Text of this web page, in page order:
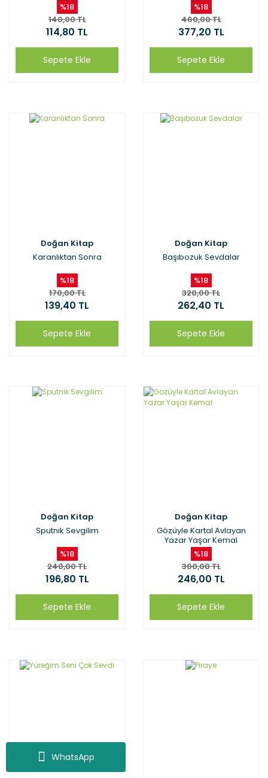
WhatsApp
%18
140,00 TL
114,80 TL
Sepete Ekle
%18
460,00 TL
377,20 TL
Sepete Ekle
Doğan Kitap
Karanlıktan Sonra
%18
170,00 TL
139,40 TL
Sepete Ekle
Doğan Kitap
Başıbozuk Sevdalar
%18
320,00 TL
262,40 TL
Sepete Ekle
Doğan Kitap
Sputnik Sevgilim
%18
240,00 TL
196,80 TL
Sepete Ekle
Doğan Kitap
Gözüyle Kartal Avlayan
Yazar Yaşar Kemal
%18
300,00 TL
246,00 TL
Sepete Ekle